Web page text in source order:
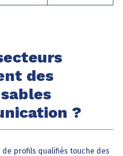
des
?
profils qualifiés touche des